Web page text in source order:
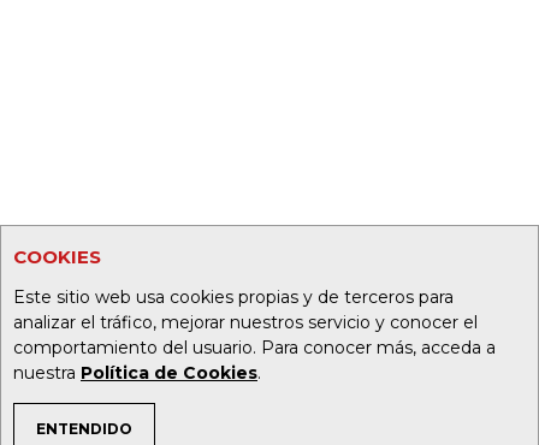
COOKIES
Este sitio web usa cookies propias y de terceros para
analizar el tráfico, mejorar nuestros servicio y conocer el
comportamiento del usuario. Para conocer más, acceda a
nuestra Política de Cookies.
ENTENDIDO